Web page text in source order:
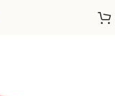
5000 MAH